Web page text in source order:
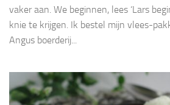
vaker aan. We beginnen, lees ‘Lars
knie te krijgen. Ik bestel mijn vlees-
Angus boerderij...